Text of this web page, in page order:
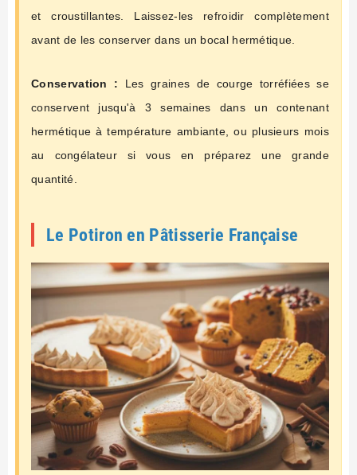
et croustillantes. Laissez-les refroidir complètement
avant de les conserver dans un bocal hermétique.
Conservation : Les graines de courge torréfiées se
conservent jusqu'à 3 semaines dans un contenant
hermétique à température ambiante, ou plusieurs mois
au congélateur si vous en préparez une grande
quantité.
Le Potiron en Pâtisserie Française